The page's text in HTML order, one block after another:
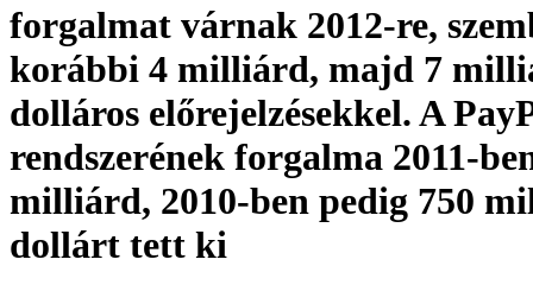
forgalmat várnak 2012-re,
korábbi 4 milliárd, majd 7
dolláros előrejelzésekkel. A
rendszerének forgalma 2011-
milliárd, 2010-ben pedig 750
dollárt tett ki